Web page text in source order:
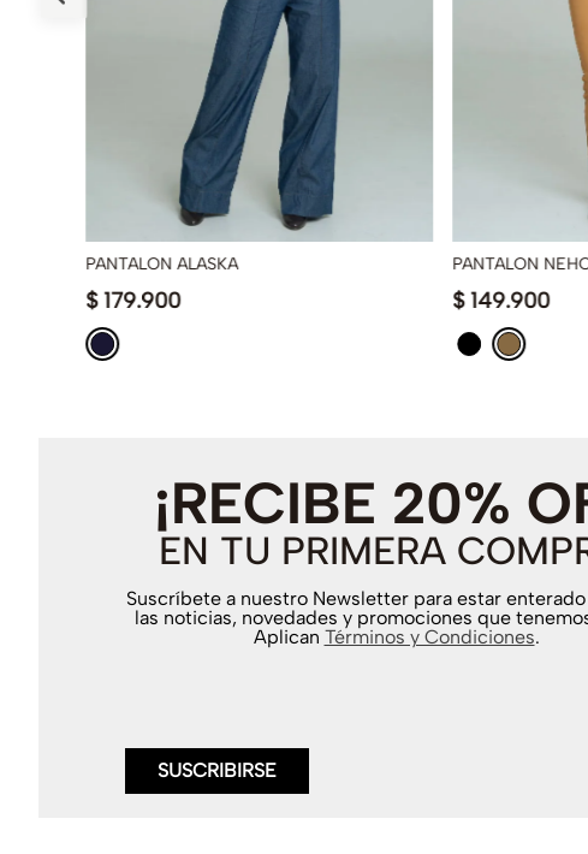
PANTALON ALASKA
$ 179.900
PANTALON
$ 149.900
¡RECIBE 20%
EN TU PRIMERA
Suscríbete a nuestro Newsletter para estar
las noticias, novedades y promociones que
Aplican Términos y Condiciones.
SUSCRIBIRSE